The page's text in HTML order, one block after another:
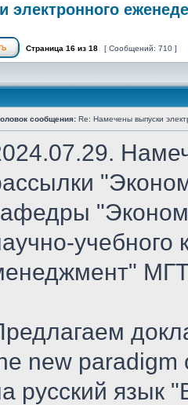
электронного
Страница 16 из 18 [ Сообщений: 710 ]
сообщения: Re: Намечены выпуски
new paradigm
русский язык